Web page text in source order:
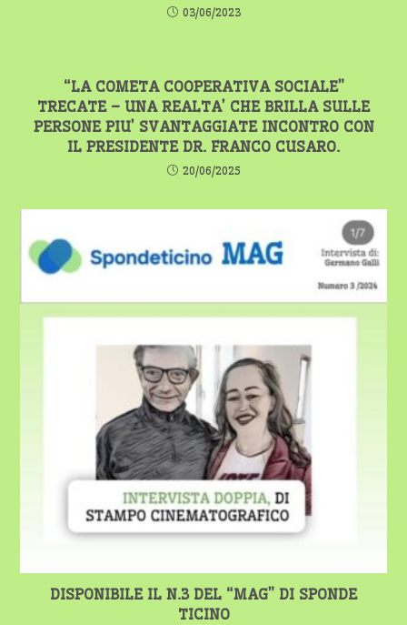
03/06/2023
“LA COMETA COOPERATIVA SOCIALE”
TRECATE – UNA REALTA’ CHE BRILLA SULLE
PERSONE PIU’ SVANTAGGIATE INCONTRO CON
IL PRESIDENTE DR. FRANCO CUSARO.
20/06/2025
DISPONIBILE IL N.3 DEL “MAG” DI SPONDE
TICINO